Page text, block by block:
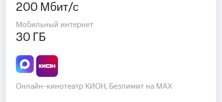
200 Мбит/с
Мобильный интернет
30 ГБ
Онлайн-кинотеатр КИОН, Безлимит на MAX